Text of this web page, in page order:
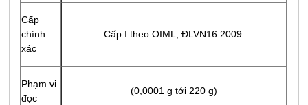
Cấp
chính
xác
Cấp I theo OIML, ĐLVN16:2009
Phạm vi
đọc
(0,0001 g tới 220 g)